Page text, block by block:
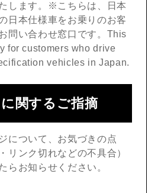
します。※こちらは、日本
日本仕様車をお乗りのお客
問い合わせ窓口です。This
for customers who drive
vehicles in Japan.
関するご指摘
について、お気づきの点
リンク切れなどの不具合）
らお知らせください。